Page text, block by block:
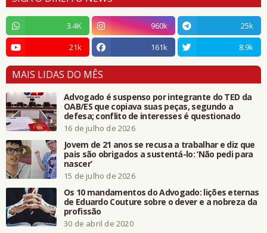
3.4K 960k
25k
21k
161k 8.9k
MAIS LIDAS DO MÊS
Advogado é suspenso por integrante do TED da
OAB/ES que copiava suas peças, segundo a
defesa; conflito de interesses é questionado
16 de julho de 2026
Jovem de 21 anos se recusa a trabalhar e diz que
pais são obrigados a sustentá-lo: ‘Não pedi para
nascer’
15 de julho de 2026
Os 10 mandamentos do Advogado: lições eternas
de Eduardo Couture sobre o dever e a nobreza da
profissão
30 de abril de 2020